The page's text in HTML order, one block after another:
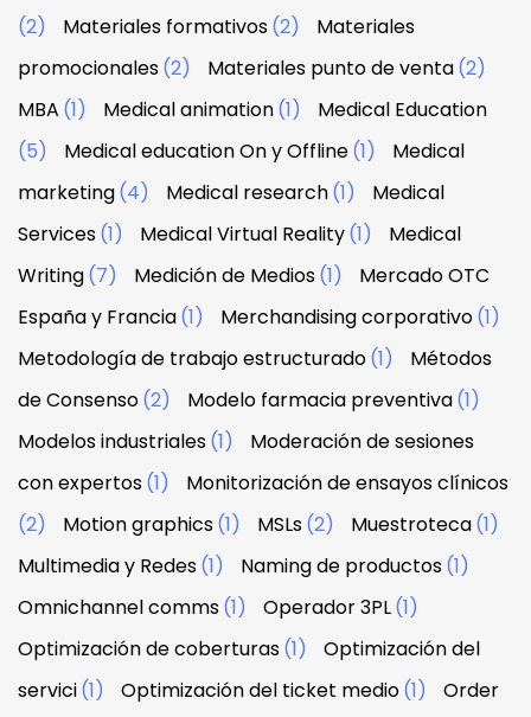
(2)
Materiales formativos(2)
Materiales
promocionales(2) Materiales punto de venta(2)
MBA (1) Medical animation(1)
Medical Education
(5)
Medical education On y Offline(1)
Medical
marketing(4) Medical research(1)
Medical
Services(1) Medical Virtual Reality(1)
Medical
Writing(7) Medición de Medios(1)
Mercado OTC
España y Francia(1) Merchandising corporativo(1)
Metodología de trabajo estructurado(1)
Métodos
de Consenso(2) Modelo farmacia preventiva(1)
Modelos industriales(1)
Moderación de sesiones
con expertos(1)
Monitorización de ensayos clínicos
(2)
Motion graphics(1) MSLs(2) Muestroteca(1)
Multimedia y Redes(1) Naming de productos(1)
Omnichannel comms(1) Operador 3PL(1)
Optimización de coberturas(1)
Optimización del
servici(1) Optimización del ticket medio(1)
Order